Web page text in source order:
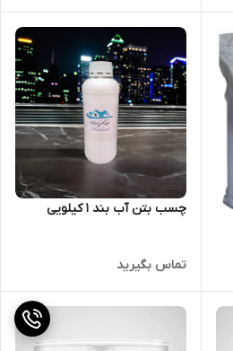
چسب بتن آب بند 1 کیلویی
تماس بگیرید